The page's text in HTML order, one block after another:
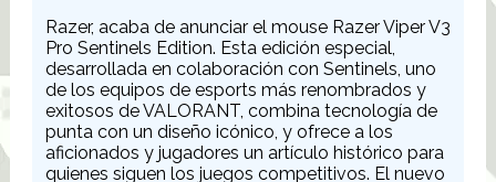
Razer, acaba de anunciar el mouse Razer Viper V3
Pro Sentinels Edition. Esta edición especial,
desarrollada en colaboración con Sentinels, uno
de los equipos de esports más renombrados y
exitosos de VALORANT, combina tecnología de
punta con un diseño icónico, y ofrece a los
aficionados y jugadores un artículo histórico para
quienes siguen los juegos competitivos. El nuevo